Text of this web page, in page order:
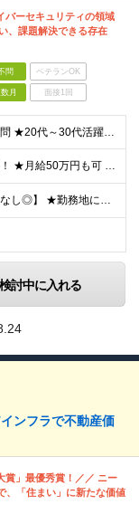
バーセキュリティの領域
、課題解決できる存在
問 ベテランOK
月 面接1回
★第二新卒大歓迎！学歴不問 ★20代～30代活躍中 ◆下記いずれかの経験をお持ちの方 ・法人営業の経験（目安1年以上） ・IT・セキュリティ領域の経験（下記を想定） ‐ 書籍・Web等で自主的に学
★前職給与を最大限に考慮！ ★月給50万円も可 ★1回の昇給で最大20％アップ！ ■月給25万円～50万円＋各種手当＋賞与年2回 ※給与は経験やスキル、前職給与を充分考慮し、面談の上で決定します ※
【全国各地で募集中！転勤なし◎】 ★勤務地によってはマイカー・自転車通勤OK ■沖縄本社 沖縄県那覇市上之屋1丁目18番36号 沖縄映像センタービル3F ★天久りうぼうの目の前です！ ■東京オフィ
検討中に入れる
ンフラで不動産価
賞」最優秀賞！／／ ニー
、「住まい」に新たな価値